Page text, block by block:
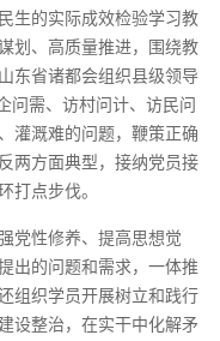
生的实际成效检验学习教
划、高质量推进，围绕教
东省诸都会组织县级领导
问需、访村问计、访民问
灌溉难的问题，鞭策正确
两方面典型，接纳党员接
打点步伐。
党性修养、提高思想觉
出的问题和需求，一体推
组织学员开展树立和践行
设整治，在实干中化解矛